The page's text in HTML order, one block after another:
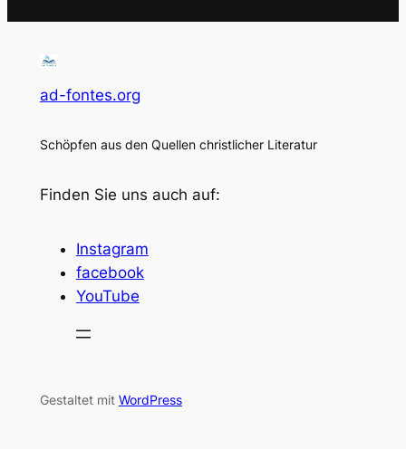
ad-fontes.org
Schöpfen aus den Quellen christlicher Literatur
Finden Sie uns auch auf:
Instagram
facebook
YouTube
Gestaltet mit WordPress